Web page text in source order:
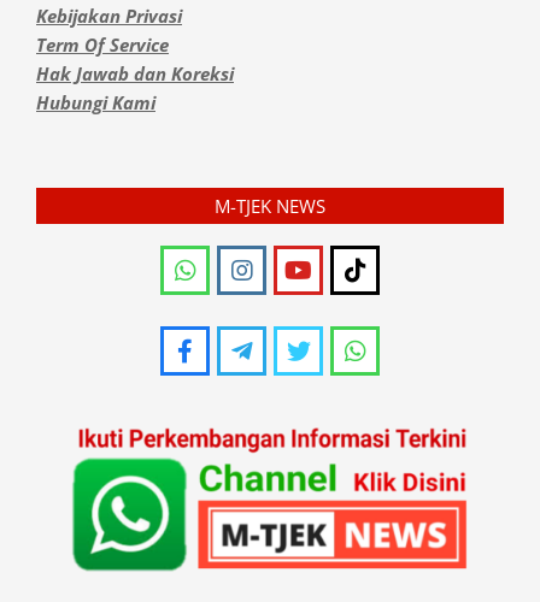
Kebijakan Privasi
Term Of Service
Hak Jawab dan Koreksi
Hubungi Kami
M-TJEK NEWS